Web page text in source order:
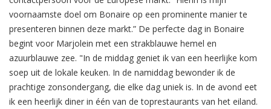
voornaamste doel om Bonaire op een prominente manier te
presenteren binnen deze markt.” De perfecte dag in Bonaire
begint voor Marjolein met een strakblauwe hemel en
azuurblauwe zee. "In de middag geniet ik van een heerlijke kom
soep uit de lokale keuken. In de namiddag bewonder ik de
prachtige zonsondergang, die elke dag uniek is. In de avond eet
ik een heerlijk diner in één van de toprestaurants van het eiland.